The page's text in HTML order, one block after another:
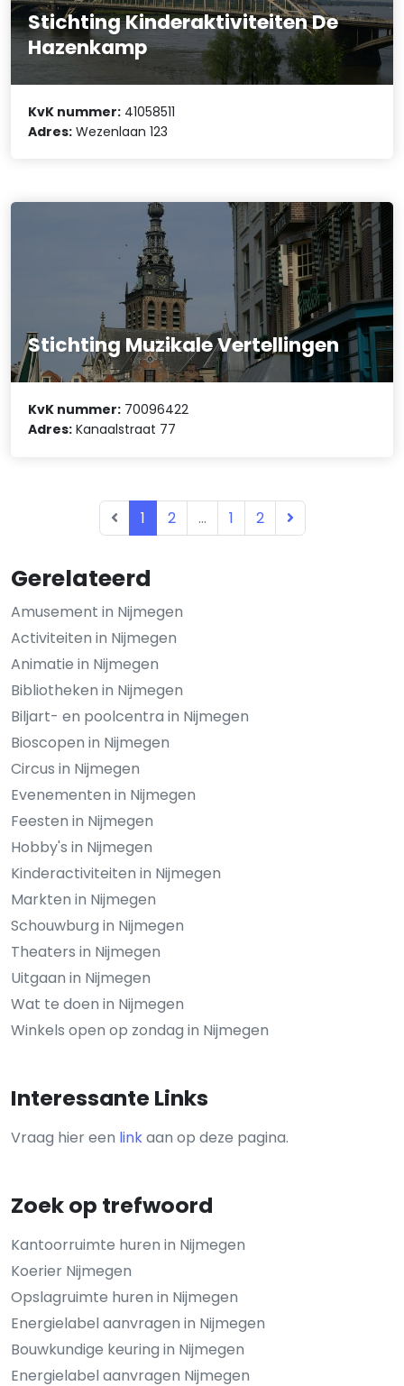
Gerelateerd
Amusement in Nijmegen
Activiteiten in Nijmegen
Animatie in Nijmegen
Bibliotheken in Nijmegen
Biljart- en poolcentra in Nijmegen
Bioscopen in Nijmegen
Circus in Nijmegen
Evenementen in Nijmegen
Feesten in Nijmegen
Hobby's in Nijmegen
Kinderactiviteiten in Nijmegen
Markten in Nijmegen
Schouwburg in Nijmegen
Theaters in Nijmegen
Uitgaan in Nijmegen
Wat te doen in Nijmegen
Winkels open op zondag in Nijmegen
Interessante Links
Vraag hier een linkaan op deze pagina.
Zoek op trefwoord
Kantoorruimte huren in Nijmegen
Koerier Nijmegen
Opslagruimte huren in Nijmegen
Energielabel aanvragen in Nijmegen
Bouwkundige keuring in Nijmegen
Energielabel aanvragen Nijmegen
Stichting Kinderaktiviteiten De
Hazenkamp
KvK nummer: 41058511
Adres: Wezenlaan 123
Stichting Muzikale Vertellingen
KvK nummer: 70096422
Adres: Kanaalstraat 77
1 2 ... 1 2